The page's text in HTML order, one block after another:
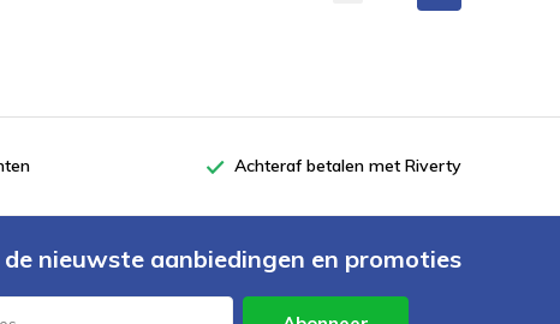
Achteraf betalen met Riverty
nieuwste aanbiedingen en promoties